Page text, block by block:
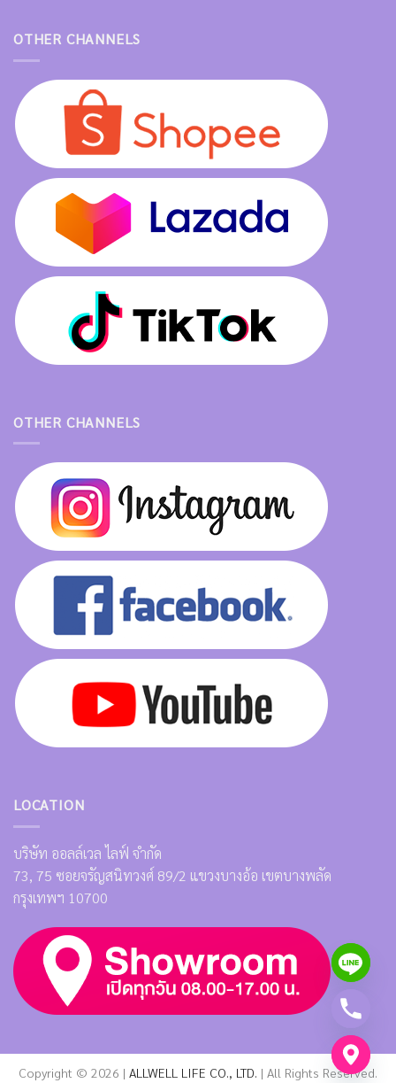
OTHER CHANNELS
OTHER CHANNELS
LOCATION
บริษัท ออลล์เวล ไลฟ์ จำกัด
73, 75 ซอยจรัญสนิทวงศ์ 89/2 แขวงบางอ้อ เขตบางพลัด
กรุงเทพฯ 10700
Copyright © 2026 | ALLWELL LIFE CO., LTD. | All Rights Reserved.